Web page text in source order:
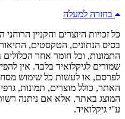
בחזרה למעלה
כל זכויות היוצרים והקניין
בסיס הנתונים, הטקסטים,
התמונות, וכל חומר אחר
שמורים לגיקלואיד בלבד. אין
לפרסם, או לעשות כל שימוש
האתר, כולל מוצרים, תמונות,
המוצג באתר, אלא אם ניתנה
ע''י גיקלואיד.